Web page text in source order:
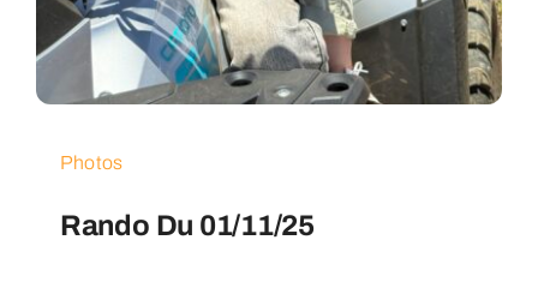
Photos
Rando Du 01/11/25